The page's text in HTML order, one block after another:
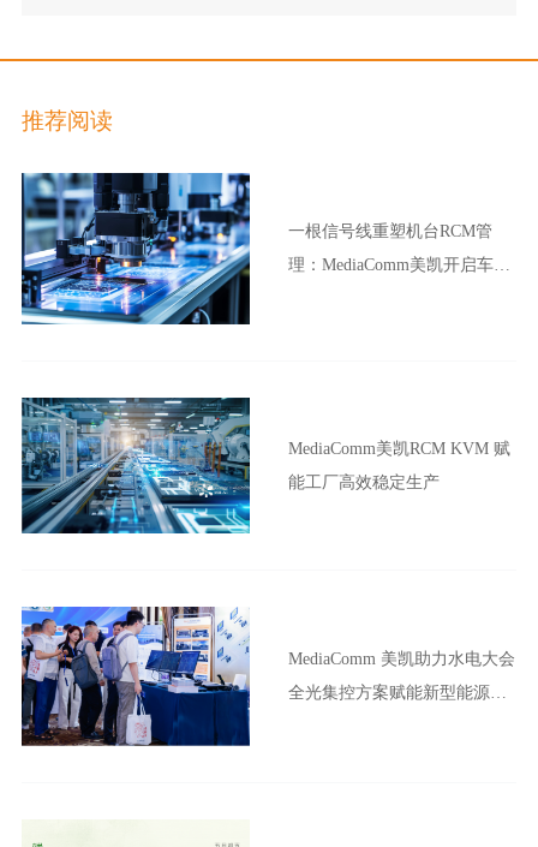
推荐阅读
一根信号线重塑机台RCM管
理：MediaComm美凯开启车企
MediaComm美凯RCM KVM 赋
能工厂高效稳定生产
MediaComm 美凯助力水电大会
全光集控方案赋能新型能源体